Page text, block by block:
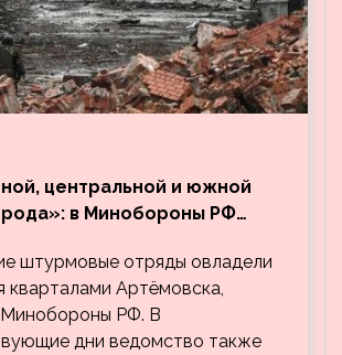
центральной и южной
в Минобороны РФ
Артёмовска
штурмовые отряды овладели
кварталами Артёмовска,
Минобороны РФ. В
дни ведомство также